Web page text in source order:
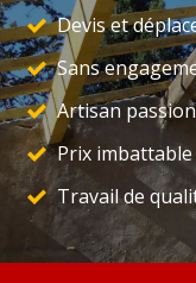
Devis et
Sans
Artisan
Prix imbattable
Travail de